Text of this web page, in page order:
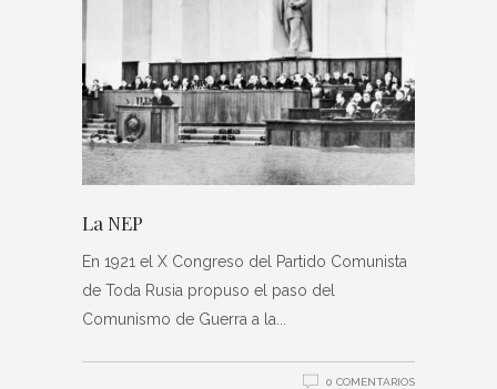
La NEP
En 1921 el X Congreso del Partido Comunista
de Toda Rusia propuso el paso del
Comunismo de Guerra a la
0 COMENTARIOS